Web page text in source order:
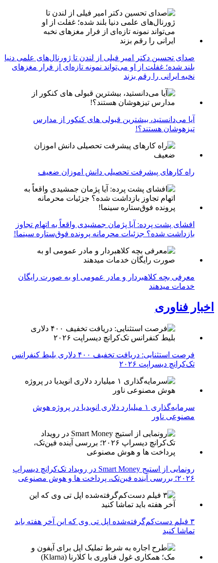
صدای تحسین دکتر امیر فیلی از لندن تا ژورنال‌های علمی دنیا
بلند شده؛ غفلت از او می‌تواند نمونه تازه‌ای از فرار مغزهای
نخبه ایرانی را رقم بزند
آیا می‌دانستید، بیشترین قبولی های کنکور از مدارس
تیزهوشان هستند؟!
راه کارهای پیشرفت تحصیلی دانش اموزان ضعیف
افشای پشت پرده: آیا پژمان جمشیدی واقعاً به اتهام تجاوز
بازداشت شده؟ جزئیات محرمانه پرونده فوق‌ستاره سینما!
معرفی بچه کلاهبردار و مادر عمومی او به صورت رایگان
خدمات میدهند
اخبار فناوری
فرصت استثنایی: دریافت تخفیف ۴۰۰ دلاری بلیط کنفرانس
تک‌کرانچ دیسراپت ۲۰۲۶
سرمایه‌گذاری ۱ میلیارد دلاری انویدیا در پروژه هوش
مصنوعی ناور
رونمایی از استیج Smart Money در رویداد تک‌کرانچ دیسراپ
۲۰۲۶؛ بررسی آینده فین‌تک، پرداخت‌ ها و هوش مصنوعی
۳ فیلم دست‌کم‌گرفته‌شده اپل تی وی که این آخر هفته باید
تماشا کنید